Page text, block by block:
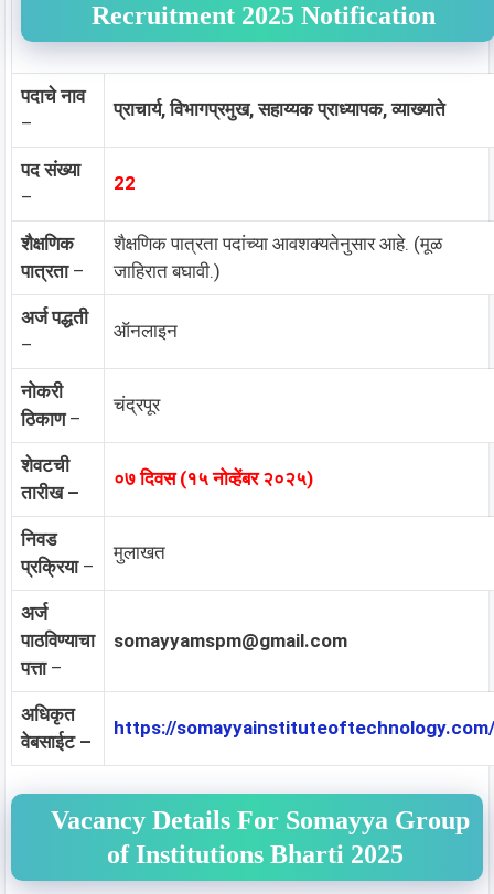
Recruitment 2025 Notification
पदाचे नाव
–
प्राचार्य, विभागप्रमुख, सहाय्यक प्राध्यापक, व्याख्याते
पद संख्या
–
22
शैक्षणिक
पात्रता–
शैक्षणिक पात्रता पदांच्या आवशक्यतेनुसार आहे. (मूळ
जाहिरात बघावी.)
अर्ज पद्धती
–
ऑनलाइन
नोकरी
ठिकाण–
चंद्रपूर
शेवटची
तारीख –
०७ दिवस (१५ नोव्हेंबर २०२५)
निवड
प्रक्रिया–
मुलाखत
अर्ज
पाठविण्याचा
पत्ता–
somayyamspm@gmail.com
अधिकृत
वेबसाईट –
https://somayyainstituteoftechnology.com/
Vacancy Details For Somayya Group
of Institutions Bharti 2025